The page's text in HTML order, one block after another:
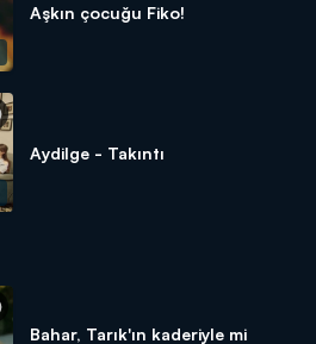
Aşkın çocuğu Fiko!
Aydilge - Takıntı
Bahar, Tarık'ın kaderiyle mi